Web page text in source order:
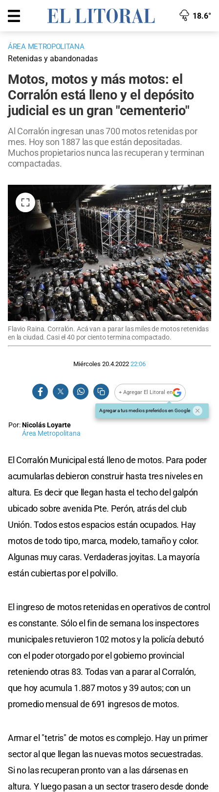
18.6°
ÁREA METROPOLITANA
Retenidas y abandonadas
Motos, motos y más motos: el
Corralón está lleno y el depósito
judicial es un gran "cementerio"
Al Corralón ingresan unas 700 motos retenidas por
mes. Hoy son 1887 las que están depositadas.
Muchos propietarios nunca las recuperan y terminan
compactadas.
Flavio Raina. Corralón. Acá van a parar las miles de motos retenidas
en la ciudad. Casi el 40 por ciento termina compactado.
Miércoles 20.4.2022 22:06
+ Agregar El Litoral en
Agregar a tus medios preferidos en Google
Por:Nicolás Loyarte
Área Metropolitana
El Corralón Municipal está lleno de motos. Para poder
acumularlas debieron construir hasta tres niveles en
altura. Es decir que llegan hasta el techo del galpón
ubicado sobre avenida Pte. Perón, atrás del club
Unión. Todos estos espacios están ocupados. Hay
motos de todo tipo, marca, modelo, tamaño y color.
Algunas muy caras. Verdaderas joyitas. La mayoría
están cubiertas por el polvillo.
El ingreso de motos retenidas en operativos de control
es constante. Sólo el fin de semana los inspectores
municipales retuvieron 102 motos y la policía debutó
con el poder otorgado por el gobierno provincial
reteniendo otras 83. Todas van a parar al Corralón,
que hoy acumula 1.887 motos y 39 autos; con un
promedio mensual de 691 ingresos de motos.
Armar el "tetris" de motos es complejo. Hay un primer
sector al que llegan las nuevas motos secuestradas.
Si no las recuperan pronto van a las dársenas en
altura. Y luego pasan a un sector trasero desde donde